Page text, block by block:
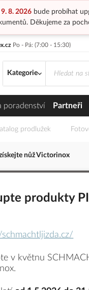
9. 8. 2026bude probíhat
Děkujeme za
Po - Pá: (7:00 - 15:30)
Kategorie
poradenství Partneři
prodlužek
nůž Victorinox
produkty
v květnu